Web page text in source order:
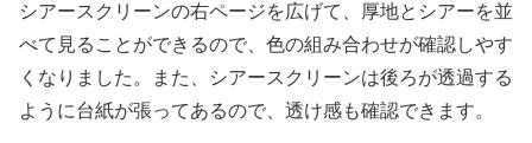
シアースクリーンの右ページを広げて、厚地とシアーを並
べて見ることができるので、色の組み合わせが確認しやす
くなりました。また、シアースクリーンは後ろが透過する
ように台紙が張ってあるので、透け感も確認できます。